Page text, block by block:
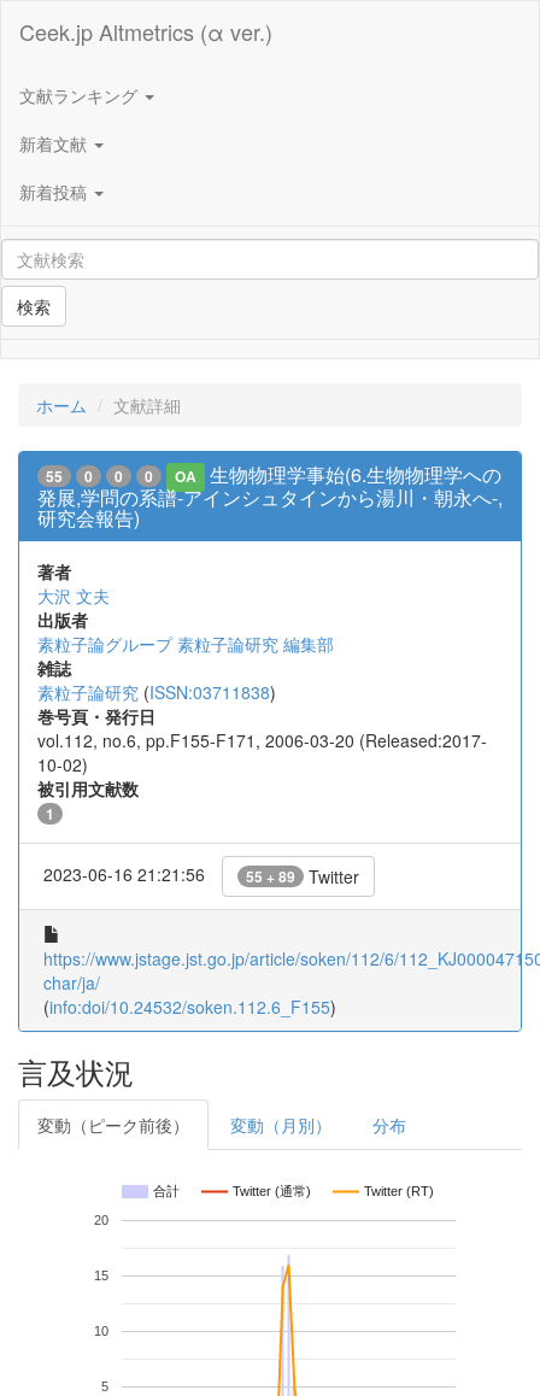
Ceek.jp Altmetrics (α ver.)
文献ランキング
新着文献
新着投稿
検索
ホーム 文献詳細
55 0 0 0 OA
生物物理学事始(6.生物物理学への
発展,学問の系譜-アインシュタインから湯川・朝永へ-,
研究会報告)
著者
大沢 文夫
出版者
素粒子論グループ 素粒子論研究 編集部
雑誌
素粒子論研究 (ISSN:03711838)
巻号頁・発行日
vol.112, no.6, pp.F155-F171, 2006-03-20 (Released:2017-
10-02)
被引用文献数
1
2023-06-16 21:21:56 55 + 89 Twitter
https://www.jstage.jst.go.jp/article/soken/112/6/
char/ja/
(info:doi/10.24532/soken.112.6_F155)
言及状況
変動（ピーク前後） 変動（月別） 分布
合計 Twitter (通常) Twitter (RT)
5
10
15
20